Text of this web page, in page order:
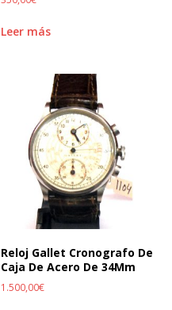
Leer más
Reloj Gallet Cronografo De
Caja De Acero De 34Mm
1.500,00€